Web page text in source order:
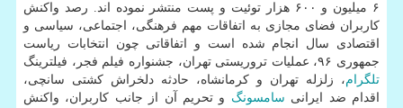
۶ میلیون و ۶۰۰ هزار توئیت و پست منتشر نموده اند. رصد واكنش
كاربران فضای مجازی به اتفاقات مهم فرهنگی، اجتماعی، سیاسی و
اقتصادی سال انجام شده است و اتفاقاتی چون انتخابات ریاست
جمهوری ۹۶، عملیات تروریستی تهران، جشنواره فیلم فجر، فیلترینگ
تلگرام، زلزله تهران و كرمانشاه، حادثه دلخراش كشتی سانچی،
اقدام ضد ایرانی سامسونگ و تحریم آن از جانب كاربران، واكنش